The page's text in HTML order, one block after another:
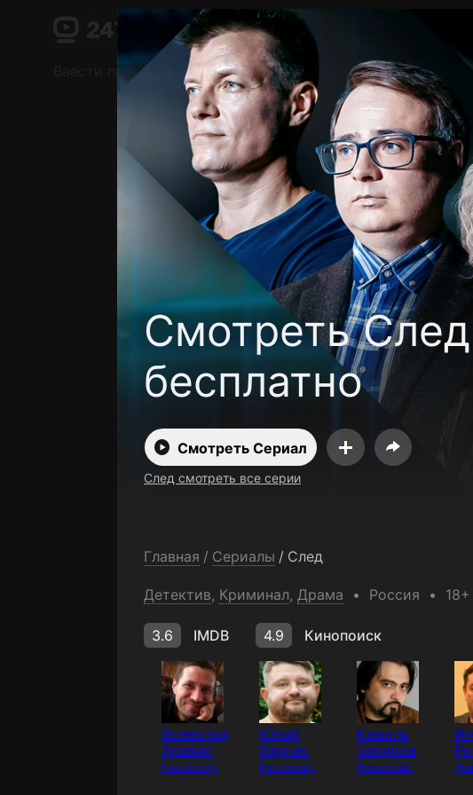
Смотреть
бесплатно
Смотреть Сериал
След смотреть все серии
Главная / Сериалы / След
Детектив, Криминал, Драма Россия 18+
3.6 IMDB 4.9 Кинопоиск
Всеволод
Аравин
Режиссёр
Юрий
Харнас
Режиссёр
Камиль
Закиров
Режиссёр
Поддержка: support@24h.tv
Пользовательское соглашение
Ввести промокод
Установить на ТВ Бесплатные